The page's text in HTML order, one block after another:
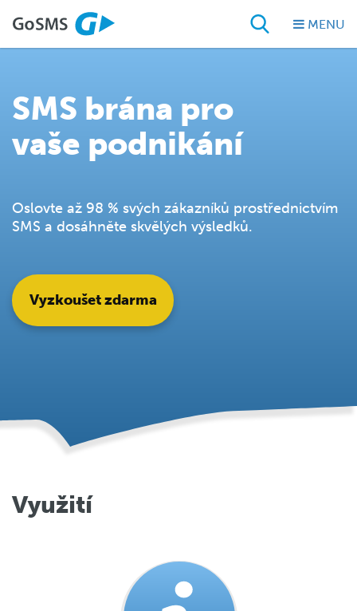
MENU
SMS brána pro
vaše podnikání
Oslovte až 98 % svých zákazníků prostřednictvím
SMS a dosáhněte skvělých výsledků.
Vyzkoušet zdarma
Využití